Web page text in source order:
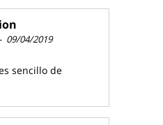
- 09/04/2019
sencillo de